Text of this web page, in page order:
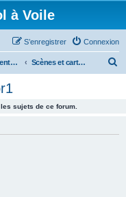
à Voile
Connexion
S’enregistrer
Compléments Addons Scènes et cartes pour Condor1
sujets de ce forum.